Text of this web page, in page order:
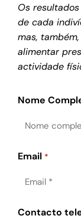
Os
de cada
mas,
alimentar
actividade
Nome
Email *
Contacto